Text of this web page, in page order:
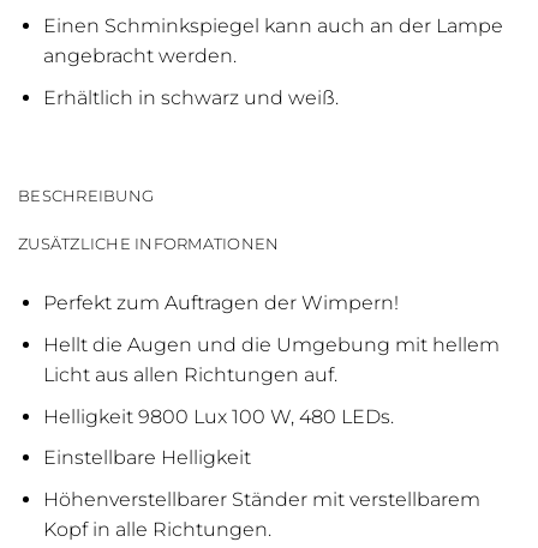
Einen Schminkspiegel kann auch an der Lampe
angebracht werden.
Erhältlich in schwarz und weiß.
BESCHREIBUNG
ZUSÄTZLICHE INFORMATIONEN
Perfekt zum Auftragen der Wimpern!
Hellt die Augen und die Umgebung mit hellem
Licht aus allen Richtungen auf.
Helligkeit 9800 Lux 100 W, 480 LEDs.
Einstellbare Helligkeit
Höhenverstellbarer Ständer mit verstellbarem
Kopf in alle Richtungen.